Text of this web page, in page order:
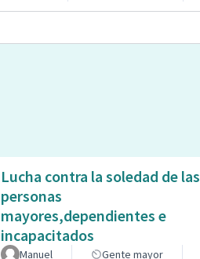
Lucha contra la soledad de las
personas
mayores,dependientes e
incapacitados
Manuel Gente mayor